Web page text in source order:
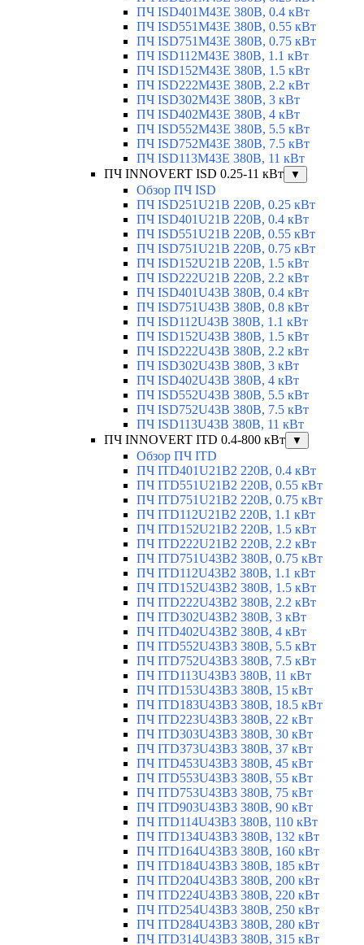
ПЧ ISD401M43E 380В, 0.4 кВт
ПЧ ISD551M43E 380В, 0.55 кВт
ПЧ ISD751M43E 380В, 0.75 кВт
ПЧ ISD112M43E 380В, 1.1 кВт
ПЧ ISD152M43E 380В, 1.5 кВт
ПЧ ISD222M43E 380В, 2.2 кВт
ПЧ ISD302M43E 380В, 3 кВт
ПЧ ISD402M43E 380В, 4 кВт
ПЧ ISD552M43E 380В, 5.5 кВт
ПЧ ISD752M43E 380В, 7.5 кВт
ПЧ ISD113M43E 380В, 11 кВт
ПЧ INNOVERT ISD 0.25-11 кВт
▼
Обзор ПЧ ISD
ПЧ ISD251U21B 220В, 0.25 кВт
ПЧ ISD401U21B 220В, 0.4 кВт
ПЧ ISD551U21B 220В, 0.55 кВт
ПЧ ISD751U21B 220В, 0.75 кВт
ПЧ ISD152U21B 220В, 1.5 кВт
ПЧ ISD222U21B 220В, 2.2 кВт
ПЧ ISD401U43B 380В, 0.4 кВт
ПЧ ISD751U43B 380В, 0.8 кВт
ПЧ ISD112U43B 380В, 1.1 кВт
ПЧ ISD152U43B 380В, 1.5 кВт
ПЧ ISD222U43B 380В, 2.2 кВт
ПЧ ISD302U43B 380В, 3 кВт
ПЧ ISD402U43B 380В, 4 кВт
ПЧ ISD552U43B 380В, 5.5 кВт
ПЧ ISD752U43B 380В, 7.5 кВт
ПЧ ISD113U43B 380В, 11 кВт
ПЧ INNOVERT ITD 0.4-800 кВт
▼
Обзор ПЧ ITD
ПЧ ITD401U21B2 220В, 0.4 кВт
ПЧ ITD551U21B2 220В, 0.55 кВт
ПЧ ITD751U21B2 220В, 0.75 кВт
ПЧ ITD112U21B2 220В, 1.1 кВт
ПЧ ITD152U21B2 220В, 1.5 кВт
ПЧ ITD222U21B2 220В, 2.2 кВт
ПЧ ITD751U43B2 380В, 0.75 кВт
ПЧ ITD112U43B2 380В, 1.1 кВт
ПЧ ITD152U43B2 380В, 1.5 кВт
ПЧ ITD222U43B2 380В, 2.2 кВт
ПЧ ITD302U43B2 380В, 3 кВт
ПЧ ITD402U43B2 380В, 4 кВт
ПЧ ITD552U43B3 380В, 5.5 кВт
ПЧ ITD752U43B3 380В, 7.5 кВт
ПЧ ITD113U43B3 380В, 11 кВт
ПЧ ITD153U43B3 380В, 15 кВт
ПЧ ITD183U43B3 380В, 18.5 кВт
ПЧ ITD223U43B3 380В, 22 кВт
ПЧ ITD303U43B3 380В, 30 кВт
ПЧ ITD373U43B3 380В, 37 кВт
ПЧ ITD453U43B3 380В, 45 кВт
ПЧ ITD553U43B3 380В, 55 кВт
ПЧ ITD753U43B3 380В, 75 кВт
ПЧ ITD903U43B3 380В, 90 кВт
ПЧ ITD114U43B3 380В, 110 кВт
ПЧ ITD134U43B3 380В, 132 кВт
ПЧ ITD164U43B3 380В, 160 кВт
ПЧ ITD184U43B3 380В, 185 кВт
ПЧ ITD204U43B3 380В, 200 кВт
ПЧ ITD224U43B3 380В, 220 кВт
ПЧ ITD254U43B3 380В, 250 кВт
ПЧ ITD284U43B3 380В, 280 кВт
ПЧ ITD314U43B3 380В, 315 кВт